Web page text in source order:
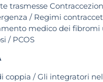
trasmesse
/ Regimi
medico dei fibromi
/ PCOS
coppia / Gli integratori